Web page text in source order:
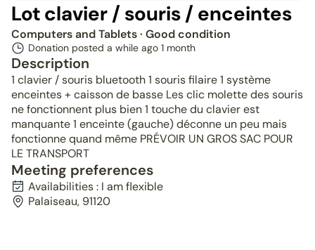
Lot clavier / souris / enceintes
Computers and Tablets· Good condition
Donation posted a while ago 1 month
Description
1 clavier / souris bluetooth 1 souris filaire 1 système
enceintes + caisson de basse Les clic molette des souris
ne fonctionnent plus bien 1 touche du clavier est
manquante 1 enceinte (gauche) déconne un peu mais
fonctionne quand même PRÉVOIR UN GROS SAC POUR
LE TRANSPORT
Meeting preferences
Availabilities : I am flexible
Palaiseau, 91120